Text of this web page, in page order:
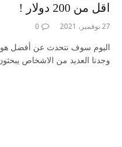
اقل من 200 دولار !
27 نوفمبر، 2021 0
اليوم سوف نتحدث عن أفضل
وجدنا العديد من الاشخاص